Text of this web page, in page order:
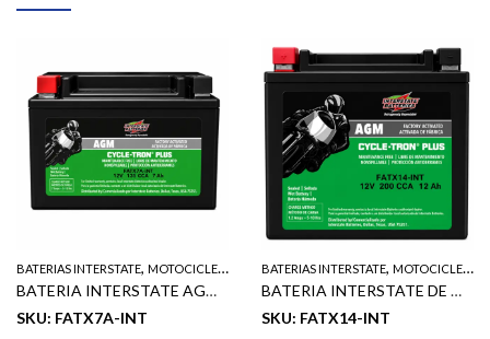
BATERIAS INTERSTATE, MOTOCICLETA
BATERIA INTERSTATE AGM DE MOTOCICLETA NET 12V 7 AH 135 CCA
SKU: FATX7A-INT
BATERIAS INTERSTATE, MOTOCICLETA
BATERIA INTERSTATE DE MOTOCICLETA NET 12 V 12 AH 200 CCA
SKU: FATX14-INT